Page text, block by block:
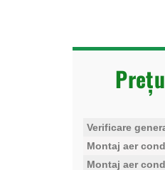
Verificare
Montaj aer
Montaj aer